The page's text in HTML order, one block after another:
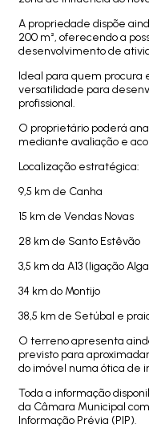
A propriedade dispõe
200 m², oferecendo a
desenvolvimento de
Ideal para quem procura
versatilidade para
profissional.
O proprietário poderá
mediante avaliação e
Localização estratégica:
9,5 km de Canha
15 km de Vendas Novas
28 km de Santo Estêvão
3,5 km da A13 (ligação
34 km do Montijo
38,5 km de Setúbal e
O terreno apresenta
previsto para
do imóvel numa ótica de
Toda a informação
da Câmara Municipal
Informação Prévia (PIP).